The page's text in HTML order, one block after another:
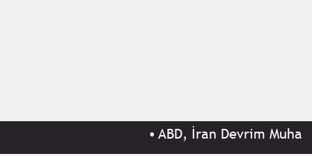
ABD, İran Devrim